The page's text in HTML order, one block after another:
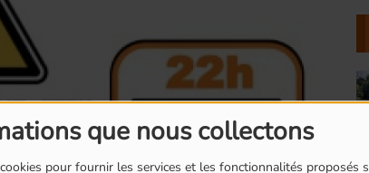
que nous collectons
pour fournir les services et les fonctionnalités proposés